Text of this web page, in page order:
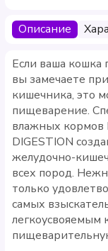
Описание
Если ваша кошка
вы замечаете
кишечника, это
пищеварение.
влажных кормов
DIGESTION
желудочно-
всех пород.
только
самых
легкоусвояемым